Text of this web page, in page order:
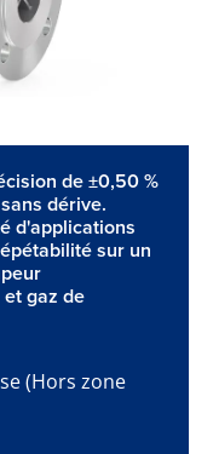
de ±0,50 %
dérive.
d'applications
sur un
gaz de
(Hors zone